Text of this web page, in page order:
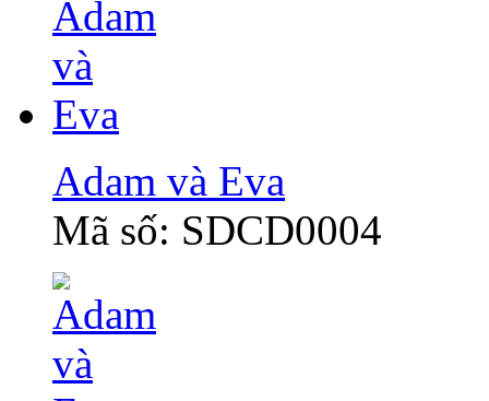
Adam và Eva
Mã số: SDCD0004